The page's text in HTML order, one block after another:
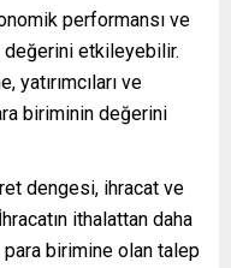
performansı ve
etkileyebilir.
ve
biriminin değerini
dengesi, ihracat ve
ithalattan daha
birimine olan talep